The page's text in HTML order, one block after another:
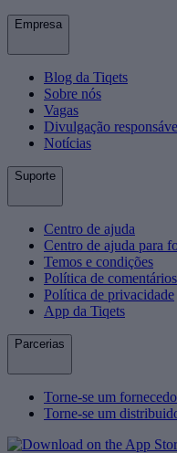
Empresa
Blog da Tiqets
Sobre nós
Vagas
Divulgação
Notícias
Suporte
Centro de ajuda
Centro de ajuda para
Temos e condições
Política de
Política de privacidade
App da Tiqets
Parcerias
Torne-se um
Torne-se um